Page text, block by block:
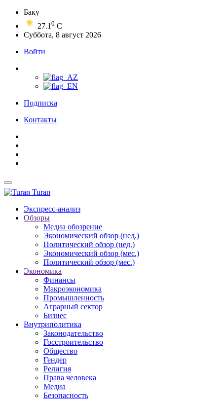
Баку
27.1 0 C
Суббота, 8 август 2026
Войти
Подписка
Контакты
Turan
Экспресс-анализ
Обзоры
Медиа обозрение
Экономический обзор (нед.)
Политический обзор (нед.)
Экономический обзор (мес.)
Политический обзор (мес.)
Экономика
Финансы
Макроэкономика
Промышленность
Аграрный сектор
Бизнес
Внутриполитика
Законодательство
Госстроительство
Общество
Гендер
Религия
Права человека
Медиа
Безопасность